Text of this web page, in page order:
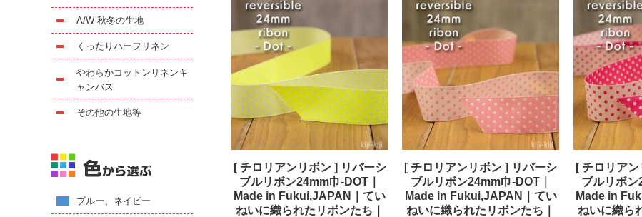
[ チロリアンリボン ] リバーシ
ブルリボン24mm巾-DOT｜
Made in Fukui,JAPAN｜てい
ねいに織られたリボンたち｜
[ チロリアンリボン ] リバーシ
ブルリボン24mm巾-DOT｜
Made in Fukui,JAPAN｜てい
ねいに織られたリボンたち｜
[ チロリア
ブルリボン
Made in
ねいに織ら
A/W 秋冬の生地
くったりハーフリネン
やわらかコットンリネンキ
ャンバス
その他の生地等
ブルー、ネイビー